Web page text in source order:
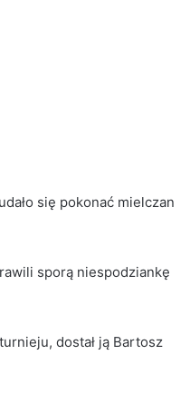
się pokonać mielczan
sporą niespodziankę
dostał ją Bartosz